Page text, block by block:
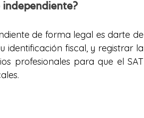
independiente?
de forma legal es darte de
identificación fiscal, y registrar la
profesionales para que el SAT